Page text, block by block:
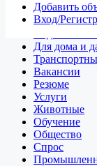
Добавить
Вход/
Личные
Техника и
Для дома и
Вакансии
Резюме
Услуги
Животные
Обучение
Общество
Спрос